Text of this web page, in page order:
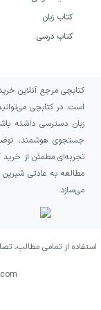
زبانی،
می‌گویند.
سنت،
داشته
شناخت
شاعرانه و
کتاب زبان
کتاب درسی
کتابچی مرجع آنلاین
است. در کتابچی
زبان دسترسی داشته
جستجوی هوشمند،
تجربه‌ای مطمئن از خرید
مطالعه به عادتی شیرین
می‌سازد.
استفاده از تمامی مطالب،